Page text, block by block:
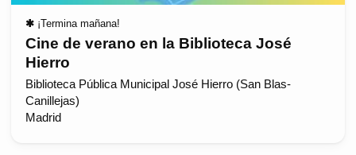
✱ ¡Termina mañana!
Cine de verano en la Biblioteca José
Hierro
Biblioteca Pública Municipal José Hierro (San Blas-
Canillejas)
Madrid